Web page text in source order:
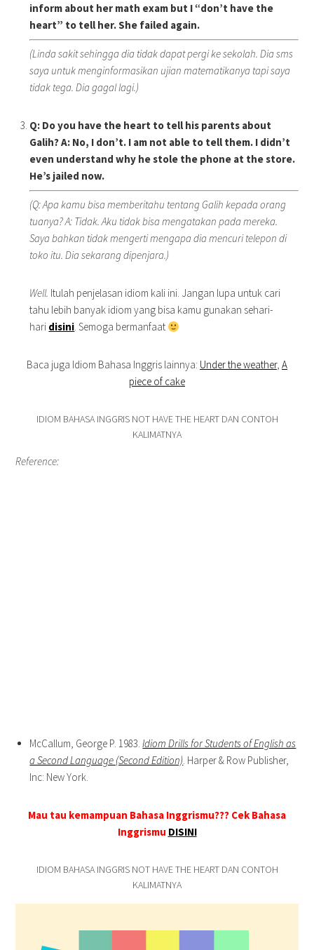
inform about her math exam but I “don’t have the
heart” to tell her. She failed again.
(Linda sakit sehingga dia tidak dapat pergi ke sekolah. Dia sms
saya untuk menginformasikan ujian matematikanya tapi saya
tidak tega. Dia gagal lagi.)
Q: Do you have the heart to tell his parents about
Galih? A: No, I don’t. I am not able to tell them. I didn’t
even understand why he stole the phone at the store.
He’s jailed now.
(Q: Apa kamu bisa memberitahu tentang Galih kepada orang
tuanya? A: Tidak. Aku tidak bisa mengatakan pada mereka.
Saya bahkan tidak mengerti mengapa dia mencuri telepon di
toko itu. Dia sekarang dipenjara.)
Well. Itulah penjelasan idiom kali ini. Jangan lupa untuk cari
tahu lebih banyak idiom yang bisa kamu gunakan sehari-
hari disini. Semoga bermanfaat
Baca juga Idiom Bahasa Inggris lainnya: Under the weather, A
piece of cake
IDIOM BAHASA INGGRIS NOT HAVE THE HEART DAN CONTOH
KALIMATNYA
Reference:
McCallum, George P. 1983.Idiom Drills for Students of English as
a Second Language (Second Edition). Harper & Row Publisher,
Inc: New York.
Mau tau kemampuan Bahasa Inggrismu??? Cek Bahasa
Inggrismu DISINI
IDIOM BAHASA INGGRIS NOT HAVE THE HEART DAN CONTOH
KALIMATNYA